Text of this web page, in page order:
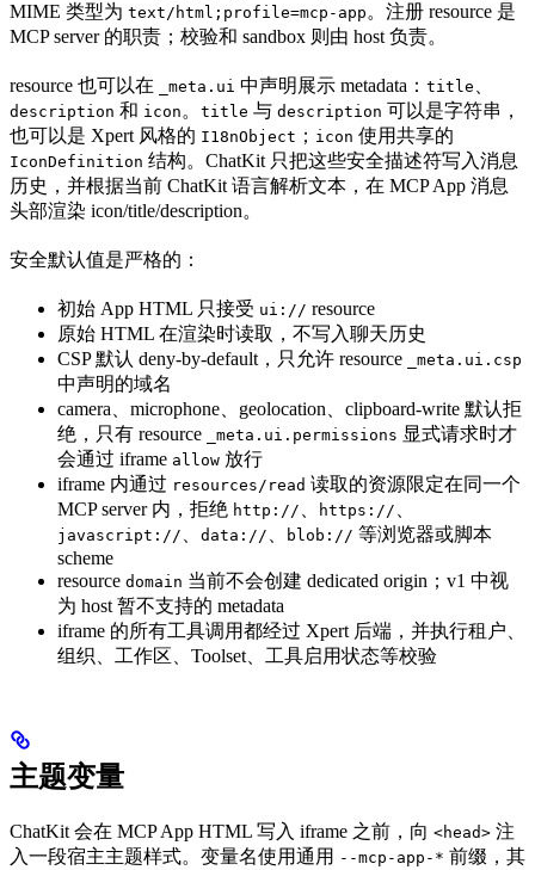
MIME 类型为 text/html;profile=mcp-app 。注册 resource 是
MCP server 的职责；校验和 sandbox 则由 host 负责。
resource 也可以在 _meta.ui 中声明展示 metadata： title
description 和 icon 。 title 与 description 可以是字符串，
也可以是 Xpert 风格的 I18nObject ； icon 使用共享的
IconDefinition 结构。ChatKit 只把这些安全描述符写入消息
历史，并根据当前 ChatKit 语言解析文本，在 MCP App 消息
头部渲染 icon/title/description。
安全默认值是严格的：
初始 App HTML 只接受 ui:// resource
原始 HTML 在渲染时读取，不写入聊天历史
CSP 默认 deny-by-default，只允许 resource
_meta.ui.csp
中声明的域名
camera、microphone、geolocation、clipboard-write 默认拒
绝，只有 resource
_meta.ui.permissions 显式请求时才
会通过 iframe allow 放行
iframe 内通过 resources/read 读取的资源限定在同一个
MCP server 内，拒绝 http:// https://
javascript:// data:// blob:// 等浏览器或脚本
scheme
resource domain 当前不会创建 dedicated origin；v1 中视
为 host 暂不支持的 metadata
iframe 的所有工具调用都经过 Xpert 后端，并执行租户、
组织、工作区、Toolset、工具启用状态等校验
主题变量
ChatKit 会在 MCP App HTML 写入 iframe 之前，向 <head> 注
入一段宿主主题样式。变量名使用通用 --mcp-app-* 前缀，其